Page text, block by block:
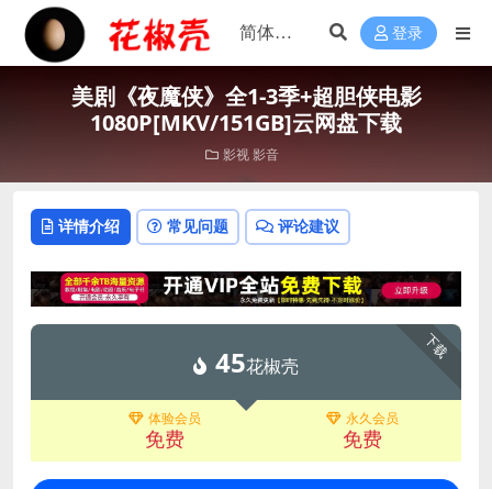
登录
美剧《夜魔侠》全1-3季+超胆侠电影
1080P[MKV/151GB]云网盘下载
影视 影音
详情介绍 常见问题 评论建议
下载
45花椒壳
体验会员
免费
永久会员
免费